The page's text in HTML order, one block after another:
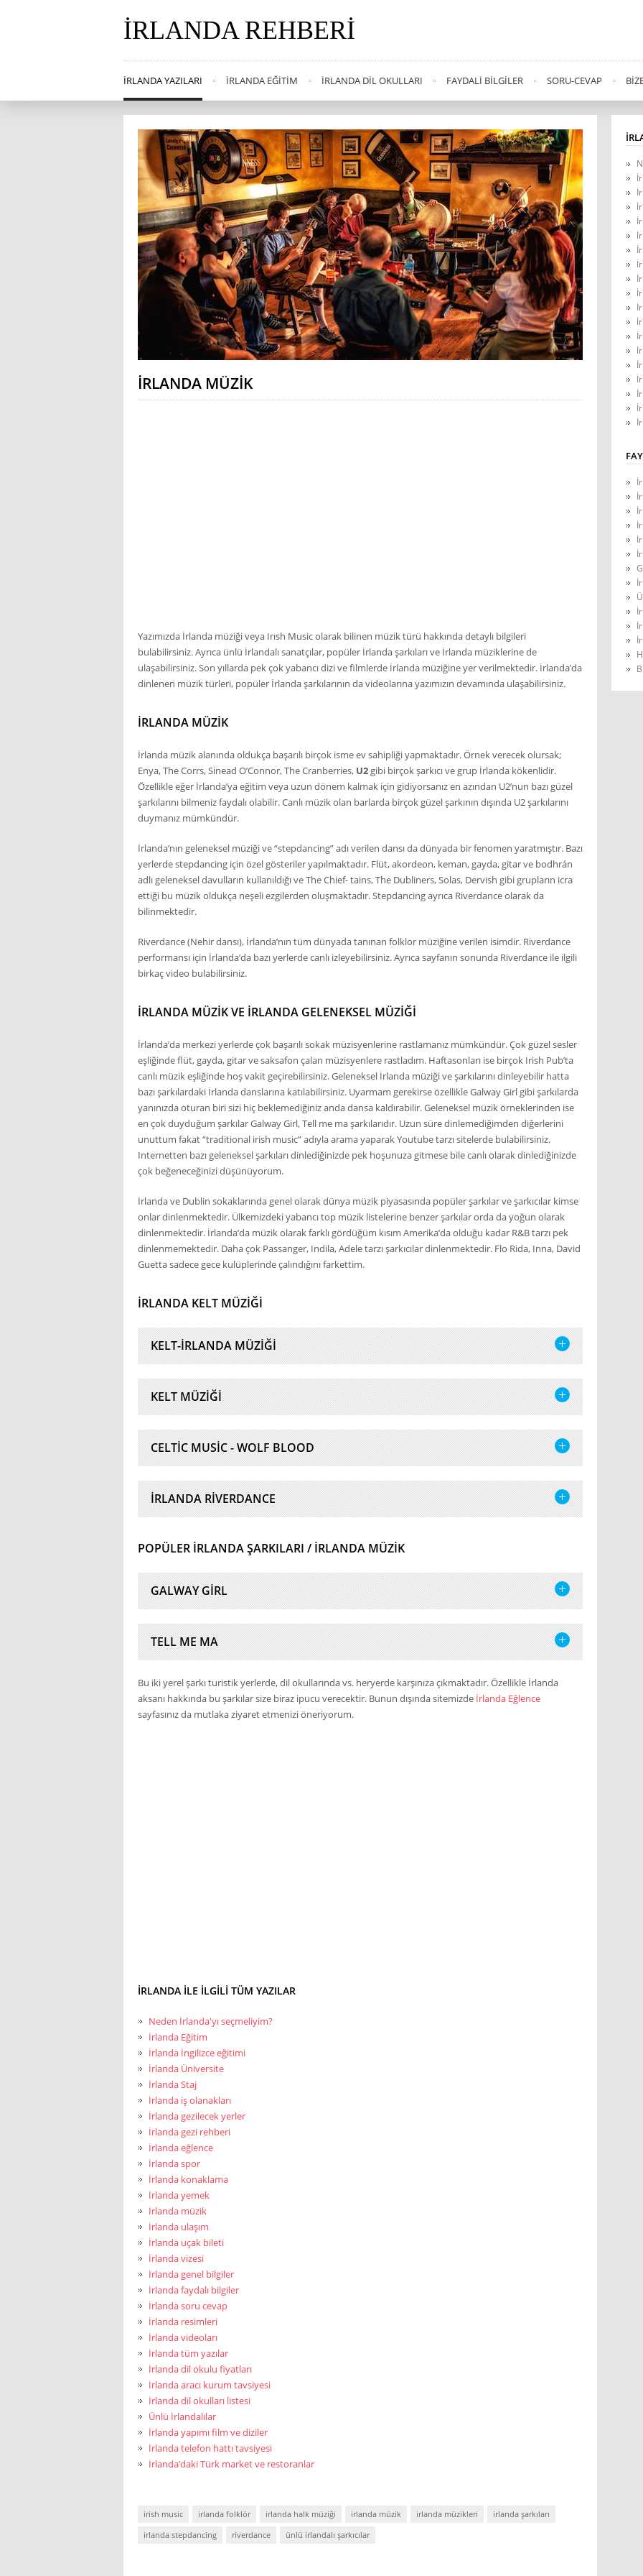
İRLANDA REHBERI
İRLANDA YAZILARI İRLANDA EĞITIM İRLANDA DIL OKULLARI FAYDALI BILGILER SORU-CEVAP
İRLANDA MÜZIK
Yazımızda İrlanda müziği veya Irısh Music olarak bilinen müzik türü hakkında detaylı bilgileri
bulabilirsiniz. Ayrıca ünlü İrlandalı sanatçılar, popüler İrlanda şarkıları ve İrlanda müziklerine de
ulaşabilirsiniz. Son yıllarda pek çok yabancı dizi ve filmlerde İrlanda müziğine yer verilmektedir. İrlanda’da
dinlenen müzik türleri, popüler İrlanda şarkılarının da videolarına yazımızın devamında ulaşabilirsiniz.
İRLANDA MÜZIK
İrlanda müzik alanında oldukça başarılı birçok isme ev sahipliği yapmaktadır. Örnek verecek olursak;
Enya, The Corrs, Sinead O’Connor, The Cranberries, U2 gibi birçok şarkıcı ve grup İrlanda kökenlidir.
Özellikle eğer İrlanda’ya eğitim veya uzun dönem kalmak için gidiyorsanız en azından U2’nun bazı güzel
şarkılarını bilmeniz faydalı olabilir. Canlı müzik olan barlarda birçok güzel şarkının dışında U2 şarkılarını
duymanız mümkündür.
İrlanda’nın geleneksel müziği ve “stepdancing” adı verilen dansı da dünyada bir fenomen yaratmıştır. Bazı
yerlerde stepdancing için özel gösteriler yapılmaktadır. Flüt, akordeon, keman, gayda, gitar ve bodhrán
adlı geleneksel davulların kullanıldığı ve The Chief- tains, The Dubliners, Solas, Dervish gibi grupların icra
ettiği bu müzik oldukça neşeli ezgilerden oluşmaktadır. Stepdancing ayrıca Riverdance olarak da
bilinmektedir.
Riverdance (Nehir dansı), İrlanda’nın tüm dünyada tanınan folklor müziğine verilen isimdir. Riverdance
performansı için İrlanda’da bazı yerlerde canlı izleyebilirsiniz. Ayrıca sayfanın sonunda Riverdance ile ilgili
birkaç video bulabilirsiniz.
İRLANDA MÜZIK VE İRLANDA GELENEKSEL MÜZIĞI
İrlanda’da merkezi yerlerde çok başarılı sokak müzisyenlerine rastlamanız mümkündür. Çok güzel sesler
eşliğinde flüt, gayda, gitar ve saksafon çalan müzisyenlere rastladım. Haftasonları ise birçok Irish Pub’ta
canlı müzik eşliğinde hoş vakit geçirebilirsiniz. Geleneksel İrlanda müziği ve şarkılarını dinleyebilir hatta
bazı şarkılardaki İrlanda danslarına katılabilirsiniz. Uyarmam gerekirse özellikle Galway Girl gibi şarkılarda
yanınızda oturan biri sizi hiç beklemediğiniz anda dansa kaldırabilir. Geleneksel müzik örneklerinden ise
en çok duyduğum şarkılar Galway Girl, Tell me ma şarkılarıdır. Uzun süre dinlemediğimden diğerlerini
unuttum fakat “traditional irish music” adıyla arama yaparak Youtube tarzı sitelerde bulabilirsiniz.
Internetten bazı geleneksel şarkıları dinlediğinizde pek hoşunuza gitmese bile canlı olarak dinlediğinizde
çok beğeneceğinizi düşünüyorum.
İrlanda ve Dublin sokaklarında genel olarak dünya müzik piyasasında popüler şarkılar ve şarkıcılar kimse
onlar dinlenmektedir. Ülkemizdeki yabancı top müzik listelerine benzer şarkılar orda da yoğun olarak
dinlenmektedir. İrlanda’da müzik olarak farklı gördüğüm kısım Amerika’da olduğu kadar R&B tarzı pek
dinlenmemektedir. Daha çok Passanger, Indila, Adele tarzı şarkıcılar dinlenmektedir. Flo Rida, Inna, David
Guetta sadece gece kulüplerinde çalındığını farkettim.
İRLANDA KELT MÜZIĞI
KELT-İRLANDA MÜZIĞI
KELT MÜZIĞI
CELTIC MUSIC - WOLF BLOOD
İRLANDA RIVERDANCE
POPÜLER İRLANDA ŞARKILARI / İRLANDA MÜZIK
GALWAY GIRL
TELL ME MA
Bu iki yerel şarkı turistik yerlerde, dil okullarında vs. heryerde karşınıza çıkmaktadır. Özellikle İrlanda
aksanı hakkında bu şarkılar size biraz ipucu verecektir. Bunun dışında sitemizde İrlanda Eğlence
sayfasınız da mutlaka ziyaret etmenizi öneriyorum.
İRLANDA ILE ILGILI TÜM YAZILAR
Neden İrlanda'yı seçmeliyim?
İrlanda Eğitim
İrlanda İngilizce eğitimi
İrlanda Üniversite
İrlanda Staj
İrlanda iş olanakları
İrlanda gezilecek yerler
İrlanda gezi rehberi
İrlanda eğlence
İrlanda spor
İrlanda konaklama
İrlanda yemek
İrlanda müzik
İrlanda ulaşım
İrlanda uçak bileti
İrlanda vizesi
İrlanda genel bilgiler
İrlanda faydalı bilgiler
İrlanda soru cevap
İrlanda resimleri
İrlanda videoları
İrlanda tüm yazılar
İrlanda dil okulu fiyatları
İrlanda aracı kurum tavsiyesi
İrlanda dil okulları listesi
Ünlü İrlandalılar
İrlanda yapımı film ve diziler
İrlanda telefon hattı tavsiyesi
İrlanda’daki Türk market ve restoranlar
irish music irlanda folklör irlanda halk müziği irlanda müzik irlanda müzikleri
irlanda şarkıları
irlanda stepdancing
riverdance ünlü irlandalı şarkıcılar